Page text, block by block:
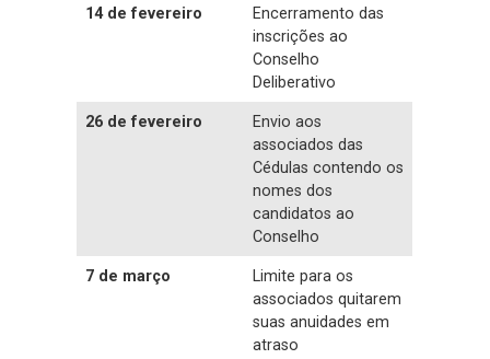
14 de fevereiro
Encerramento das
inscrições ao
Conselho
Deliberativo
26 de fevereiro
Envio aos
associados das
Cédulas contendo os
nomes dos
candidatos ao
Conselho
7 de março
Limite para os
associados quitarem
suas anuidades em
atraso